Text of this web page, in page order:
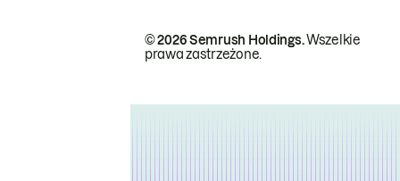
© 2026 Semrush Holdings.Wszelkie
prawa zastrzeżone.